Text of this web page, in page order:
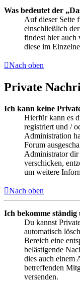
Was bedeutet der
Auf dieser Seite
einschließlich
findest hier auch
diese im
Nach oben
Private
Ich kann keine
Hierfür kann es
registriert und /
Administration
Forum
Administrator dir
verschicken,
um weitere
Nach oben
Ich bekomme
Du kannst
automatisch
Bereich eine
belästigende
dies auch einem
betreffenden
versenden.